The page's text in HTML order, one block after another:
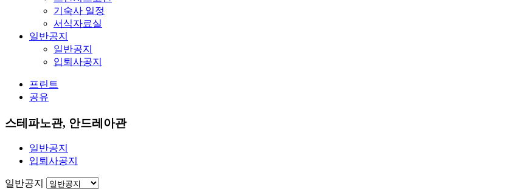
기숙사 일정
서식자료실
일반공지
일반공지
입퇴사공지
프린트
공유
스테파노관, 안드레아관
일반공지
입퇴사공지
일반공지